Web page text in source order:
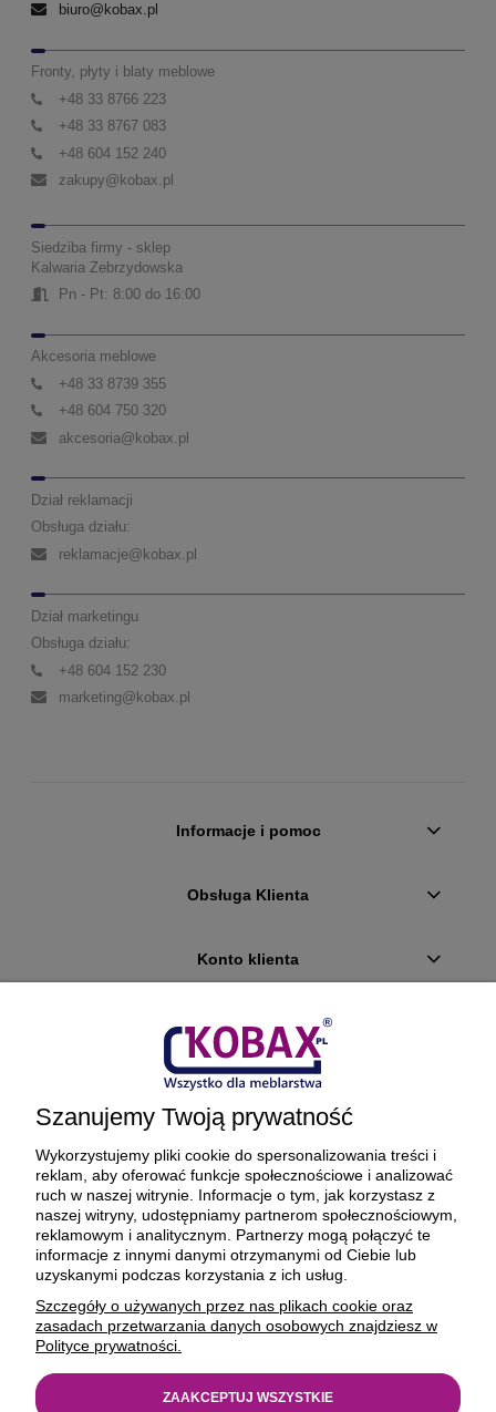
biuro@kobax.pl
Fronty, płyty i blaty meblowe
+48 33 8766 223
+48 33 8767 083
+48 604 152 240
zakupy@kobax.pl
Siedziba firmy - sklep
Kalwaria Zebrzydowska
Pn - Pt: 8:00 do 16:00
Akcesoria meblowe
+48 33 8739 355
+48 604 750 320
akcesoria@kobax.pl
Dział reklamacji
Obsługa działu:
reklamacje@kobax.pl
Dział marketingu
Obsługa działu:
+48 604 152 230
marketing@kobax.pl
Informacje i pomoc
Obsługa Klienta
Konto klienta
Płatności i dostawa
Ciekawostki
O firmie
BEZPIECZNE PŁATNOŚCI ORAZ DOSTAWA
Szanujemy Twoją prywatność
Wykorzystujemy pliki cookie do spersonalizowania treści i
reklam, aby oferować funkcje społecznościowe i analizować
ruch w naszej witrynie. Informacje o tym, jak korzystasz z
naszej witryny, udostępniamy partnerom społecznościowym,
reklamowym i analitycznym. Partnerzy mogą połączyć te
informacje z innymi danymi otrzymanymi od Ciebie lub
uzyskanymi podczas korzystania z ich usług.
Szczegóły o używanych przez nas plikach cookie oraz
zasadach przetwarzania danych osobowych znajdziesz w
Polityce prywatności.
ZAAKCEPTUJ WSZYSTKIE